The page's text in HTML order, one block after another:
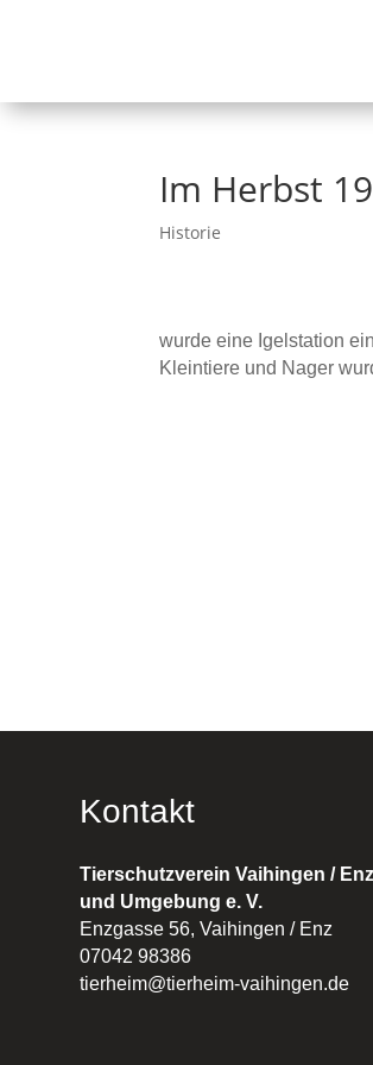
Im Herbst
Historie
wurde eine Igelstation
Kleintiere und Nager
Kontakt
Tierschutzverein Vaihingen / Enz
und Umgebung e. V.
Enzgasse 56, Vaihingen / Enz
07042 98386
tierheim@tierheim-vaihingen.de